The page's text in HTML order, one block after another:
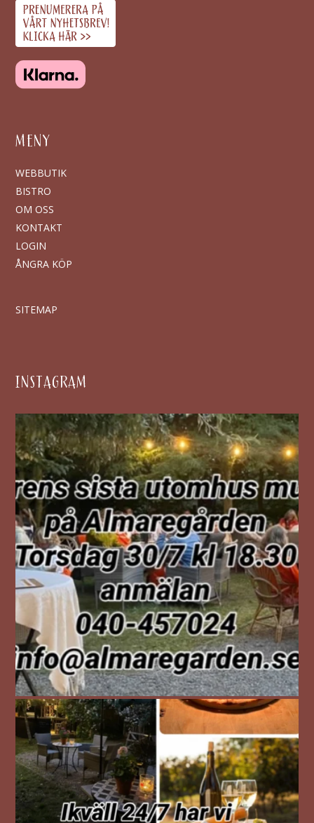
MENY
WEBBUTIK
BISTRO
OM OSS
KONTAKT
LOGIN
ÅNGRA KÖP
SITEMAP
INSTAGRAM